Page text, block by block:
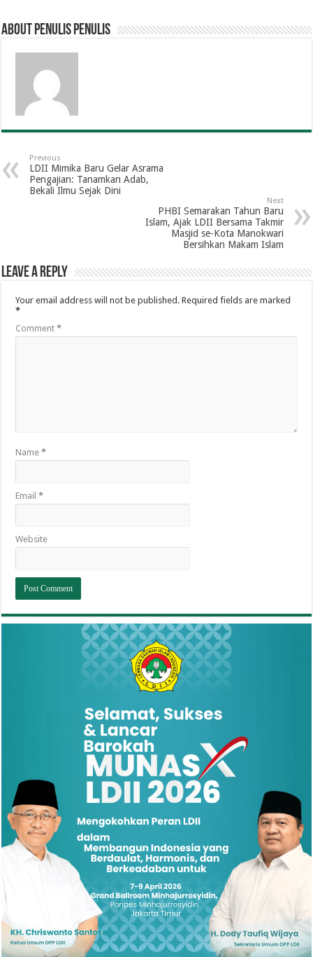
About penulis penulis
Previous
LDII Mimika Baru Gelar Asrama
Pengajian: Tanamkan Adab,
Bekali Ilmu Sejak Dini
Next
PHBI Semarakan Tahun Baru
Islam, Ajak LDII Bersama Takmir
Masjid se-Kota Manokwari
Bersihkan Makam Islam
Leave a Reply
Your email address will not be published. Required fields are marked
*
Comment*
Name*
Email*
Website